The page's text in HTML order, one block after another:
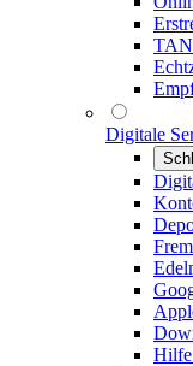
Digitale